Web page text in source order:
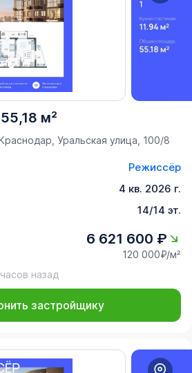
55,18 м²
Уральская улица, 100/8
Режиссёр
4 кв. 2026 г.
14/14 эт.
6 621 600 ₽
120 000₽/м²
назад
застройщику